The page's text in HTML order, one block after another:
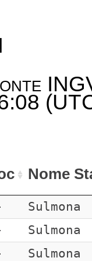
Nome
Sulmona
Sulmona
Sulmona